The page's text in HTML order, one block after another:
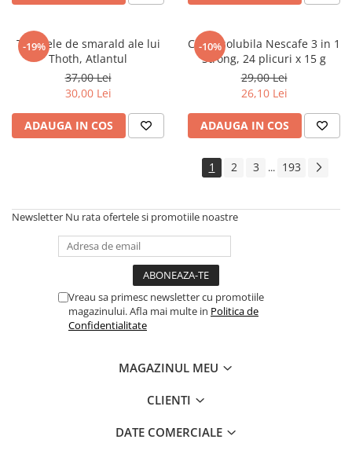
-19%
Tablitele de smarald ale lui
Thoth, Atlantul
37,00 Lei
30,00 Lei
ADAUGA IN COS
-10%
Cafea solubila Nescafe 3 in 1
Strong, 24 plicuri x 15 g
29,00 Lei
26,10 Lei
ADAUGA IN COS
1 2 3 ... 193
Newsletter Nu rata ofertele si promotiile noastre
Vreau sa primesc newsletter cu promotiile
magazinului. Afla mai multe in Politica de
Confidentialitate
MAGAZINUL MEU
CLIENTI
DATE COMERCIALE